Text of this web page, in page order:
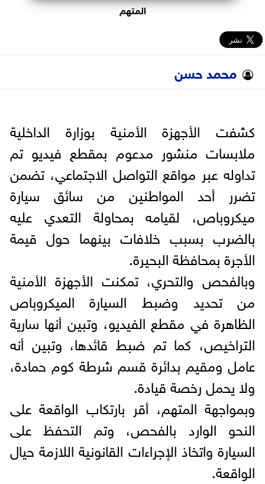
المتهم
محمد حسن
كشفت الأجهزة الأمنية بوزارة الداخلية
ملابسات منشور مدعوم بمقطع فيديو تم
تداوله عبر مواقع التواصل الاجتماعي، تضمن
تضرر أحد المواطنين من سائق سيارة
ميكروباص، لقيامه بمحاولة التعدي عليه
بالضرب بسبب خلافات بينهما حول قيمة
الأجرة بمحافظة البحيرة.
وبالفحص والتحري، تمكنت الأجهزة الأمنية
من تحديد وضبط السيارة الميكروباص
الظاهرة في مقطع الفيديو، وتبين أنها سارية
التراخيص، كما تم ضبط قائدها، وتبين أنه
عامل ومقيم بدائرة قسم شرطة كوم حمادة،
ولا يحمل رخصة قيادة.
وبمواجهة المتهم، أقر بارتكاب الواقعة على
النحو الوارد بالفحص، وتم التحفظ على
السيارة واتخاذ الإجراءات القانونية اللازمة حيال
الواقعة.